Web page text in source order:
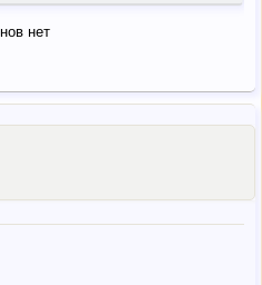
нет